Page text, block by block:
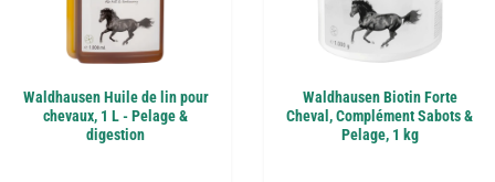
Waldhausen Huile de lin pour
chevaux, 1 L - Pelage &
digestion
Waldhausen Biotin Forte
Cheval, Complément Sabots &
Pelage, 1 kg